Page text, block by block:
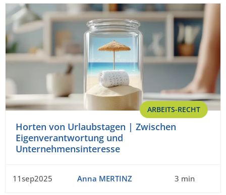
ARBEITS-RECHT
Horten von Urlaubstagen | Zwischen
Eigenverantwortung und
Unternehmensinteresse
11sep2025 Anna MERTINZ 3 min